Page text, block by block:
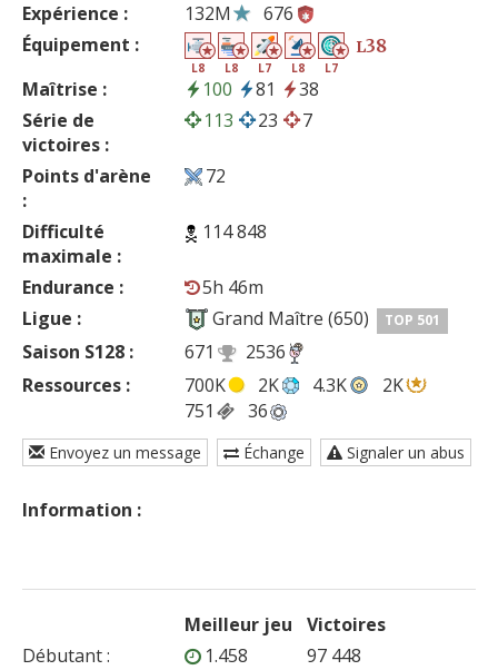
Expérience :
132M
676
Équipement :
L8 L8 L7 L8 L7
L38
Maîtrise : 100 81
38
Série de
victoires :
113 23 7
Points d'arène
:
72
Difficulté
maximale :
114 848
Endurance :
5h 46m
Ligue :
Grand Maître (650) TOP 501
Saison S128 : 671
2536
Ressources :
700K 2K 4.3K
2K
751
36
Envoyez un message Échange Signaler un abus
Information :
Meilleur jeu
Victoires
Débutant: 1.458
97 448